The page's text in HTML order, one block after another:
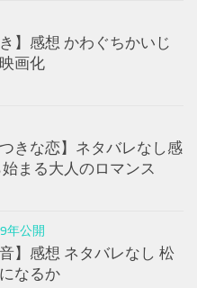
】感想 かわぐちかいじ
画化
きな恋】ネタバレなし感
まる大人のロマンス
年公開
】感想 ネタバレなし 松
なるか